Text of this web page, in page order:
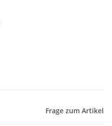
Frage zum Artikel